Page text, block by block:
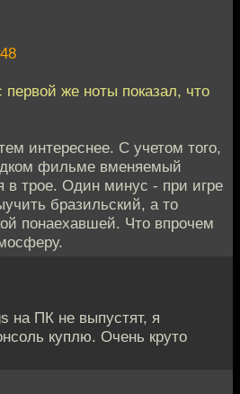
же ноты показал, что
интереснее. С учетом того,
фильме вменяемый
в трое. Один минус - при игре
бразильский, а то
понаехавшей. Что впрочем
на ПК не выпустят, я
куплю. Очень круто